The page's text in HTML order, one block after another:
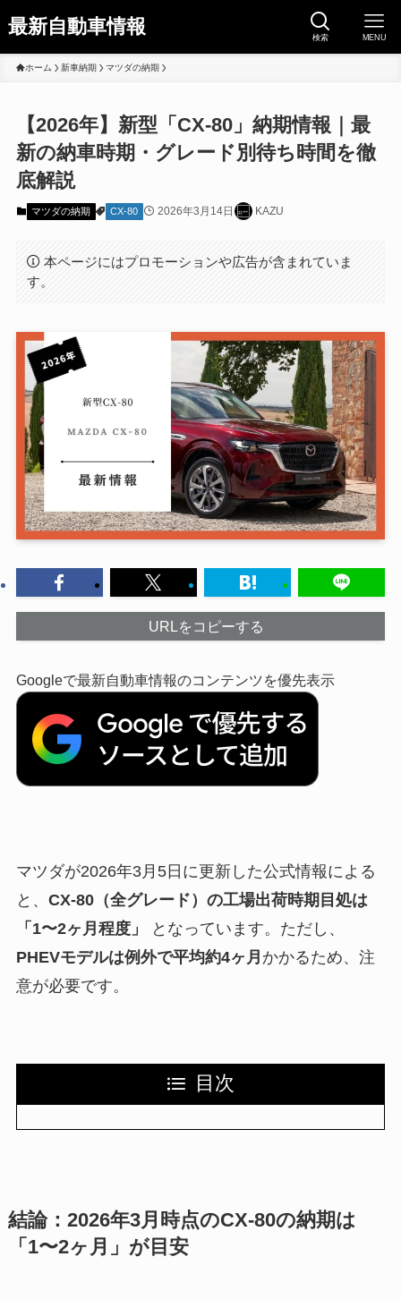
最新自動車情報 検索 MENU
ホーム 新車納期 マツダの納期
【2026年】新型「CX-80」納期情報｜最
新の納車時期・グレード別待ち時間を徹
底解説
マツダの納期 CX-80 2026年3月14日 KAZU
本ページにはプロモーションや広告が含まれていま
す。
URLをコピーする
Googleで最新自動車情報のコンテンツを優先表示
マツダが2026年3月5日に更新した公式情報による
と、 CX-80（全グレード）の工場出荷時期目処は
「1〜2ヶ月程度」
となっています。ただし、
PHEVモデルは例外で平均約4ヶ月 かかるため、注
意が必要です。
目次
結論：2026年3月時点のCX-80の納期は
「1〜2ヶ月」が目安